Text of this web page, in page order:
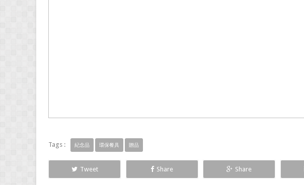
Tags : 紀念品 環保餐具 贈品
Tweet Share Share